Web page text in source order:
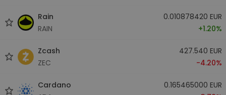
Rain
RAIN
0.010878420 EUR
+1.20%
Zcash
ZEC
427.540 EUR
-4.20%
Cardano
0.165465000 EUR